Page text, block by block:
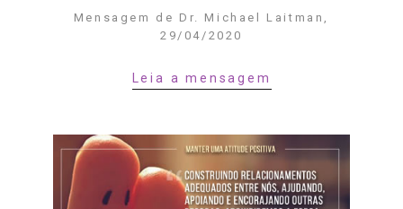
Mensagem de Dr. Michael Laitman,
29/04/2020
Leia a mensagem